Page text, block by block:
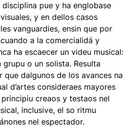
disciplina pue y ha englobase
y en dellos casos
vanguardies, ensin que por
a la comercialidá y
ha escaecer un videu musical:
o un solista. Resulta
que dalgunos de los avances na
d’artes consideraes mayores
creaos y testaos nel
inclusive, el so ritmu
nel espectador.